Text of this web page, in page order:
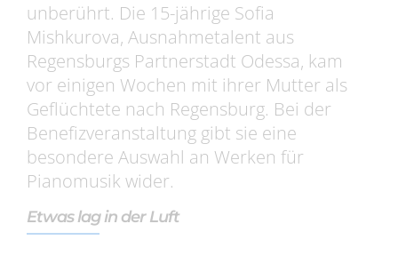
unberührt. Die 15-jährige Sofia
Mishkurova, Ausnahmetalent aus
Regensburgs Partnerstadt Odessa, kam
vor einigen Wochen mit ihrer Mutter als
Geflüchtete nach Regensburg. Bei der
Benefizveranstaltung gibt sie eine
besondere Auswahl an Werken für
Pianomusik wider.
Etwas lag in der Luft